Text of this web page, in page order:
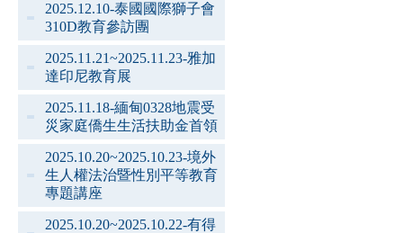
2025.12.10-泰國國際獅子會
310D教育參訪團
2025.11.21~2025.11.23-雅加
達印尼教育展
2025.11.18-緬甸0328地震受
災家庭僑生生活扶助金首領
2025.10.20~2025.10.23-境外
生人權法治暨性別平等教育
專題講座
2025.10.20~2025.10.22-有得